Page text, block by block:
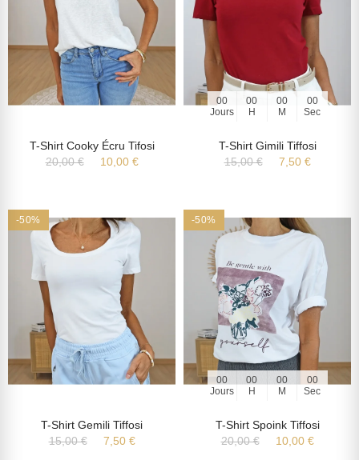
T-Shirt Cooky Écru Tifosi
20,00 €
10,00 €
00
Jours
00
H
00
M
00
Sec
T-Shirt Gimili Tiffosi
15,00 €
7,50 €
-50%
T-Shirt Gemili Tiffosi
15,00 €
7,50 €
-50%
00
Jours
00
H
00
M
00
Sec
T-Shirt Spoink Tiffosi
20,00 €
10,00 €